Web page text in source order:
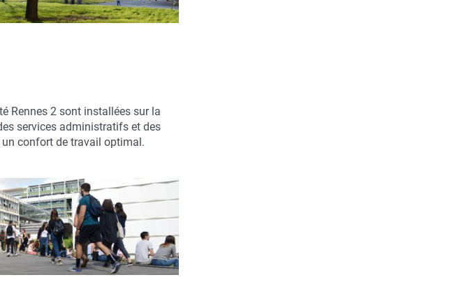
Rennes 2 sont installées sur la
services administratifs et des
confort de travail optimal.